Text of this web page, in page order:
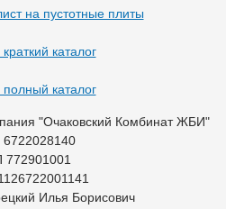
на пустотные плиты
каталог
полный каталог
"Очаковский Комбинат ЖБИ"
772901001
Илья Борисович